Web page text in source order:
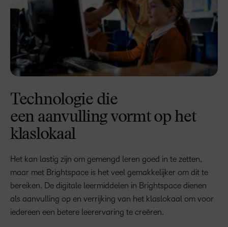
Technologie die
een aanvulling vormt op het
klaslokaal
Het kan lastig zijn om gemengd leren goed in te zetten,
maar met Brightspace is het veel gemakkelijker om dit te
bereiken. De digitale leermiddelen in Brightspace dienen
als aanvulling op en verrijking van het klaslokaal om voor
iedereen een betere leerervaring te creëren.